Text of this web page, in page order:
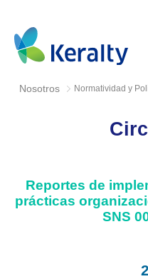
Nosotros Normatividad y
Reportes de
prácticas
SNS